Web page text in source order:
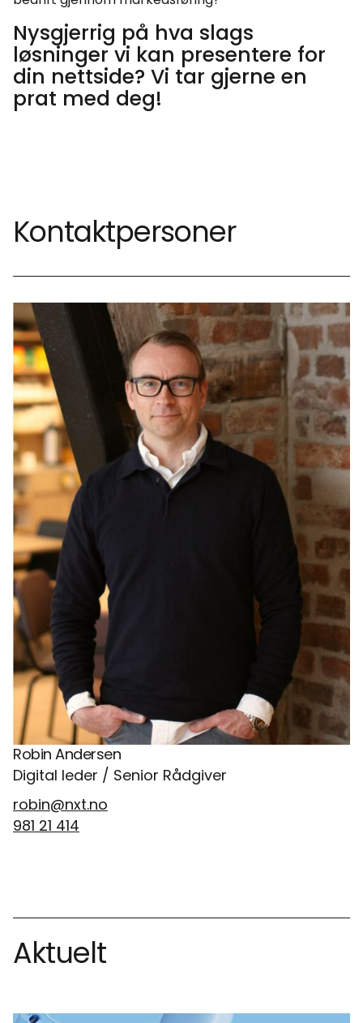
Nysgjerrig på hva slags
løsninger vi kan presentere for
din nettside? Vi tar gjerne en
prat med deg!
Kontaktpersoner
Robin Andersen
Digital leder / Senior Rådgiver
robin@nxt.no
981 21 414
Aktuelt